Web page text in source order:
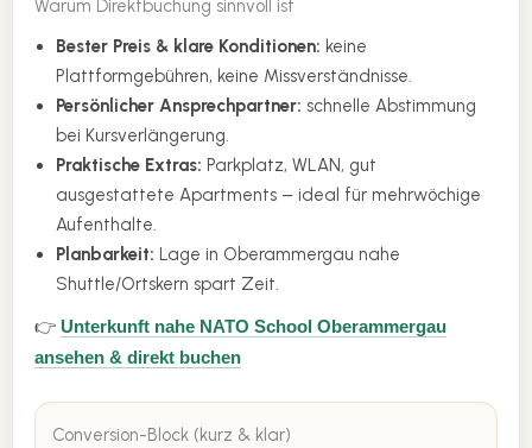
Warum Direktbuchung sinnvoll ist
Bester Preis & klare Konditionen: keine
Plattformgebühren, keine Missverständnisse.
Persönlicher Ansprechpartner: schnelle Abstimmung
bei Kursverlängerung.
Praktische Extras: Parkplatz, WLAN, gut
ausgestattete Apartments – ideal für mehrwöchige
Aufenthalte.
Planbarkeit: Lage in Oberammergau nahe
Shuttle/Ortskern spart Zeit.
👉 Unterkunft nahe NATO School Oberammergau
ansehen & direkt buchen
Conversion-Block (kurz & klar)